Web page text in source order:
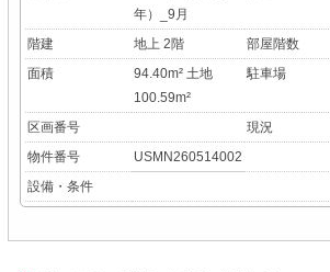
年）_9月
階建 地上 2階
部屋階数
面積
94.40m² 土地
100.59m²
駐車場
区画番号 現況
物件番号
USMN260514002
設備・条件